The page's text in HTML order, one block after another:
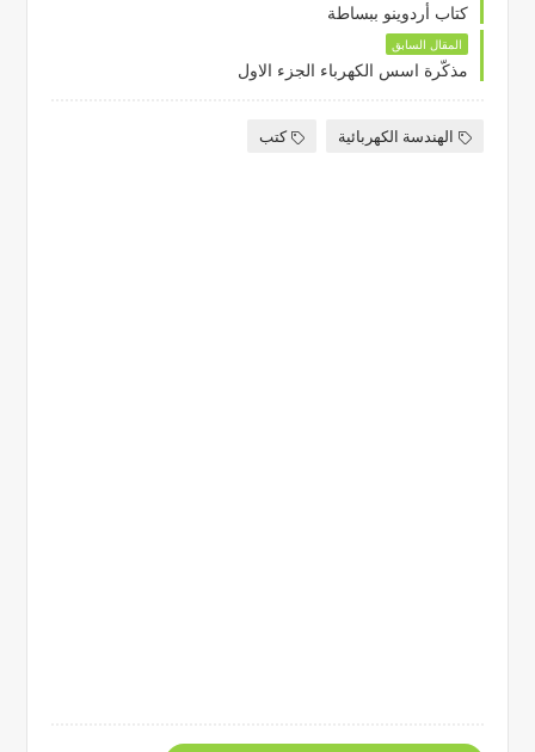
كتاب أردوينو ببساطة
المقال السابق
مذكّرة اسس الكهرباء الجزء الاول
الهندسة الكهربائية كتب